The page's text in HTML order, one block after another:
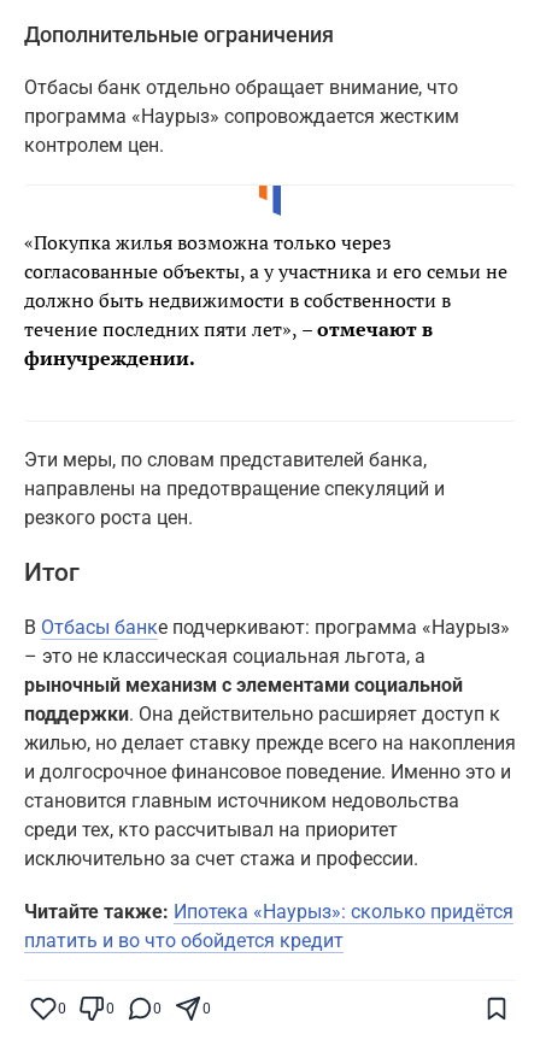
Дополнительные ограничения
Отбасы банк отдельно обращает внимание, что
программа «Наурыз» сопровождается жестким
контролем цен.
«Покупка жилья возможна только через
согласованные объекты, а у участника и его семьи не
должно быть недвижимости в собственности в
течение последних пяти лет», – отмечают в
финучреждении.
Эти меры, по словам представителей банка,
направлены на предотвращение спекуляций и
резкого роста цен.
Итог
В Отбасы банке подчеркивают: программа «Наурыз»
– это не классическая социальная льгота, а
рыночный механизм с элементами социальной
поддержки. Она действительно расширяет доступ к
жилью, но делает ставку прежде всего на накопления
и долгосрочное финансовое поведение. Именно это и
становится главным источником недовольства
среди тех, кто рассчитывал на приоритет
исключительно за счет стажа и профессии.
Читайте также: Ипотека «Наурыз»: сколько придётся
платить и во что обойдется кредит
0 0 0 0
Поставьте галочку рядом с